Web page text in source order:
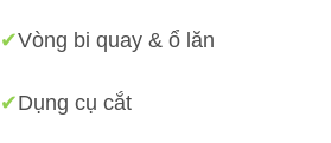
✔Vòng bi quay & ổ lăn
✔Dụng cụ cắt